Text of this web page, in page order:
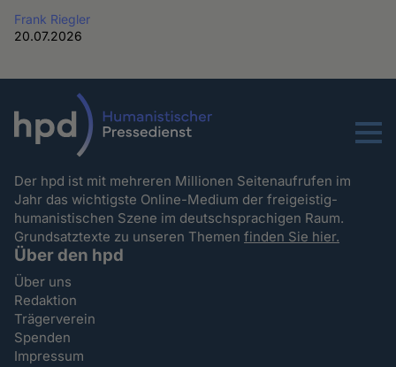
Frank Riegler
20.07.2026
Menu
Der hpd ist mit mehreren Millionen Seitenaufrufen im
Jahr das wichtigste Online-Medium der freigeistig-
humanistischen Szene im deutschsprachigen Raum.
Grundsatztexte zu unseren Themenfinden Sie hier.
Über den hpd
Über uns
Redaktion
Trägerverein
Spenden
Impressum